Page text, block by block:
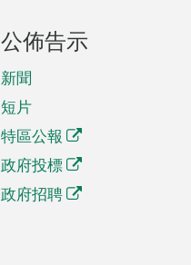
公佈告示
新聞
短片
特區公報
政府投標
政府招聘